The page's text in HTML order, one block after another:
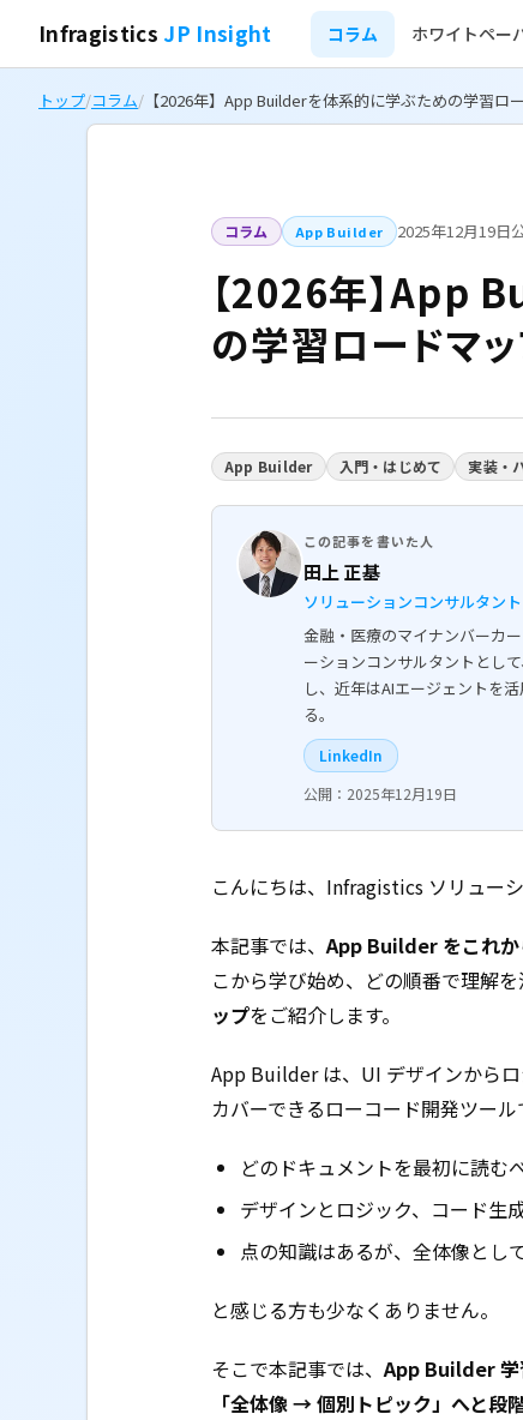
Infragistics JP Insight コラム ホワイトペー
トップ/コラム/ 【2026年】App Builderを体系的に学ぶための学習ロ
コラム App Builder 2025年12月19日
【2026年】App
の学習ロードマ
App Builder 入門・はじめて 実装・
この記事を書いた人
田上 正基
ソリューションコンサルタント
金融・医療のマイナンバーカ
ーションコンサルタントとし
し、近年はAIエージェントを
る。
LinkedIn
公開：2025年12月19日
こんにちは、Infragistics ソリュー
本記事では、App Builder をこれか
こから学び始め、どの順番で理解
ップをご紹介します。
App Builder は、UI デザインから
カバーできるローコード開発ツー
どのドキュメントを最初に読む
デザインとロジック、コード生
点の知識はあるが、全体像とし
と感じる方も少なくありません。
そこで本記事では、App Builder 学
「全体像 → 個別トピック」へと段